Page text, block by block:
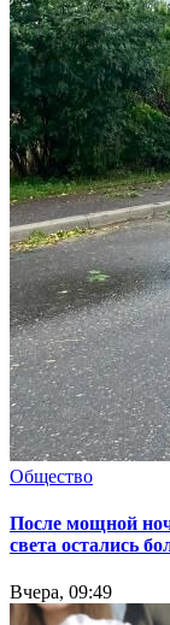
Общество
После мощной
света остались
Вчера, 09:49